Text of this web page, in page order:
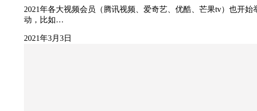
2021年各大视频会员（腾讯视频、爱奇艺、优酷、芒果tv）也开
动，比如…
2021年3月3日